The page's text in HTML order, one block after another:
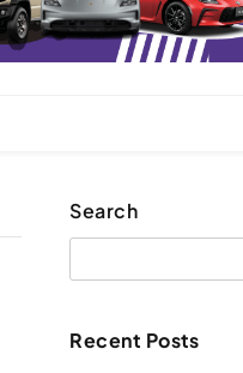
Search
Recent Posts